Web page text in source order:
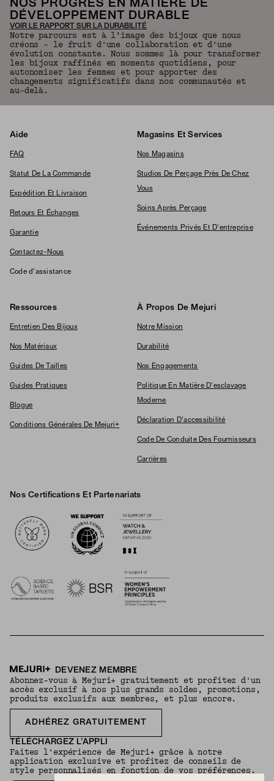
NOS PROGRÈS EN MATIÈRE DE
DÉVELOPPEMENT DURABLE
VOIR LE RAPPORT SUR LA DURABILITÉ
Notre parcours est à l’image des bijoux que nous
créons – le fruit d'une collaboration et d'une
évolution constante. Nous sommes là pour transformer
les bijoux raffinés en moments quotidiens, pour
autonomiser les femmes et pour apporter des
changements significatifs dans nos communautés et
au-delà.
Aide
FAQ
Statut De La Commande
Expédition Et Livraison
Retours Et Échanges
Garantie
Contactez-Nous
Code d'assistance
Magasins Et Services
Nos Magasins
Studios De Perçage Près De Chez
Vous
Soins Après Perçage
Événements Privés Et D'entreprise
Ressources
Entretien Des Bijoux
Nos Matériaux
Guides De Tailles
Guides Pratiques
Blogue
Conditions Générales De Mejuri+
À Propos De Mejuri
Notre Mission
Durabilité
Nos Engagements
Politique En Matière D'esclavage
Moderne
Déclaration D'accessibilité
Code De Conduite Des Fournisseurs
Carrières
Nos Certifications Et Partenariats
DEVENEZ MEMBRE
Abonnez-vous à Mejuri+ gratuitement et profitez d'un
accès exclusif à nos plus grands soldes, promotions,
produits exclusifs aux membres, et plus encore.
ADHÉREZ GRATUITEMENT
TÉLÉCHARGEZ L’APPLI
Faites l'expérience de Mejuri+ grâce à notre
application exclusive et profitez de conseils de
style personnalisés en fonction de vos préférences.